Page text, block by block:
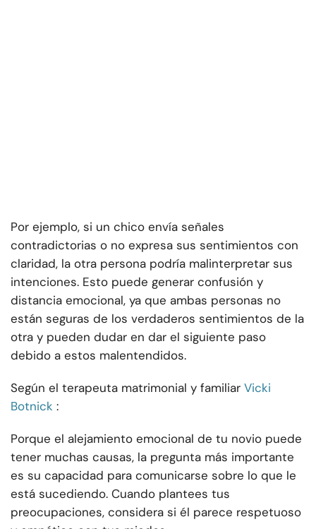
Por ejemplo, si un chico envía señales
contradictorias o no expresa sus sentimientos con
claridad, la otra persona podría malinterpretar sus
intenciones. Esto puede generar confusión y
distancia emocional, ya que ambas personas no
están seguras de los verdaderos sentimientos de la
otra y pueden dudar en dar el siguiente paso
debido a estos malentendidos.
Según el terapeuta matrimonial y familiar Vicki
Botnick :
Porque el alejamiento emocional de tu novio puede
tener muchas causas, la pregunta más importante
es su capacidad para comunicarse sobre lo que le
está sucediendo. Cuando plantees tus
preocupaciones, considera si él parece respetuoso